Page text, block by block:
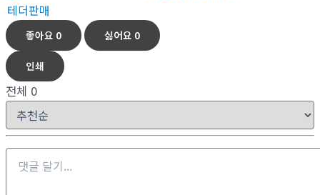
테더판매
좋아요 0 싫어요 0
인쇄
전체 0